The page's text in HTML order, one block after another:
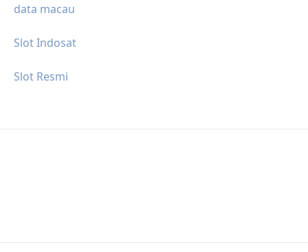
data macau
Slot Indosat
Slot Resmi